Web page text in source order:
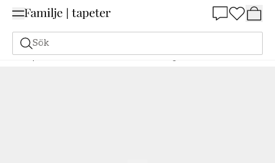
Sök
Tapeter Varumärken Parato Palermo Sige - 27589